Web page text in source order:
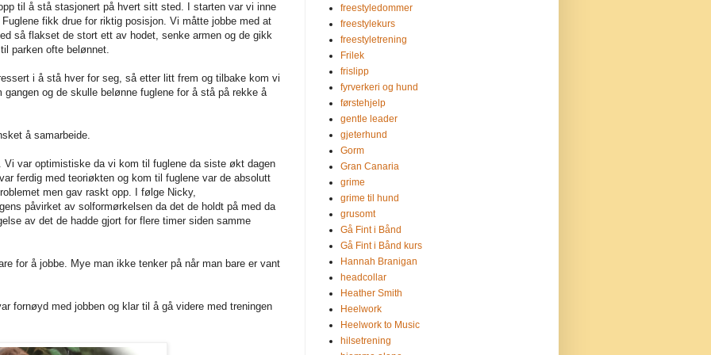
til å stå stasjonert på hvert sitt sted. I starten var vi inne
fikk drue for riktig posisjon. Vi måtte jobbe med at
så flakset de stort ett av hodet, senke armen og de gikk
parken ofte belønnet.
i å stå hver for seg, så etter litt frem og tilbake kom vi
og de skulle belønne fuglene for å stå på rekke å
å samarbeide.
var optimistiske da vi kom til fuglene da siste økt dagen
ferdig med teoriøkten og kom til fuglene var de absolutt
men gav raskt opp. I følge Nicky,
påvirket av solformørkelsen da det de holdt på med da
av det de hadde gjort for flere timer siden samme
for å jobbe. Mye man ikke tenker på når man bare er vant
fornøyd med jobben og klar til å gå videre med treningen
freestyledommer
freestylekurs
freestyletrening
Frilek
frislipp
fyrverkeri og hund
førstehjelp
gentle leader
gjeterhund
Gorm
Gran Canaria
grime
grime til hund
grusomt
Gå Fint i Bånd
Gå Fint i Bånd kurs
Hannah Branigan
headcollar
Heather Smith
Heelwork
Heelwork to Music
hilsetrening